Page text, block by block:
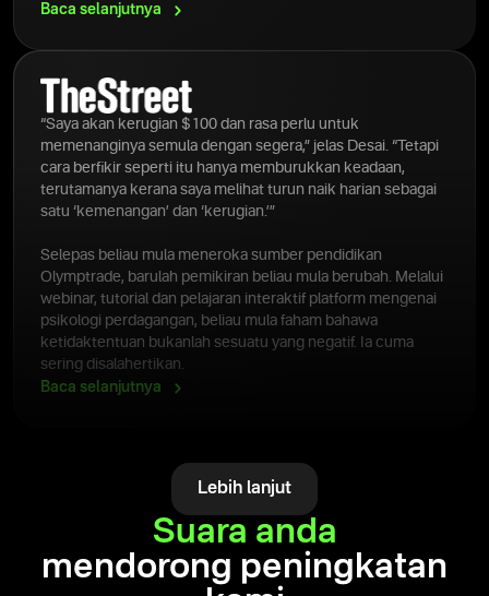
“Saya akan kerugian $100 dan rasa perlu untuk
memenanginya semula dengan segera,” jelas Desai. “Tetapi
cara berfikir seperti itu hanya memburukkan keadaan,
terutamanya kerana saya melihat turun naik harian sebagai
satu ‘kemenangan’ dan ‘kerugian.’”
Selepas beliau mula meneroka sumber pendidikan
Olymptrade, barulah pemikiran beliau mula berubah. Melalui
webinar, tutorial dan pelajaran interaktif platform mengenai
psikologi perdagangan, beliau mula faham bahawa
ketidaktentuan bukanlah sesuatu yang negatif. Ia cuma
sering disalahertikan.
Baca selanjutnya
Baca selanjutnya
Lebih lanjut
Suara anda
mendorong peningkatan